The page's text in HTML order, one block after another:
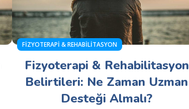
FIZYOTERAPI & REHABILITASYON
Fizyoterapi & Rehabilitasyon
Belirtileri: Ne Zaman Uzman
Desteği Almalı?